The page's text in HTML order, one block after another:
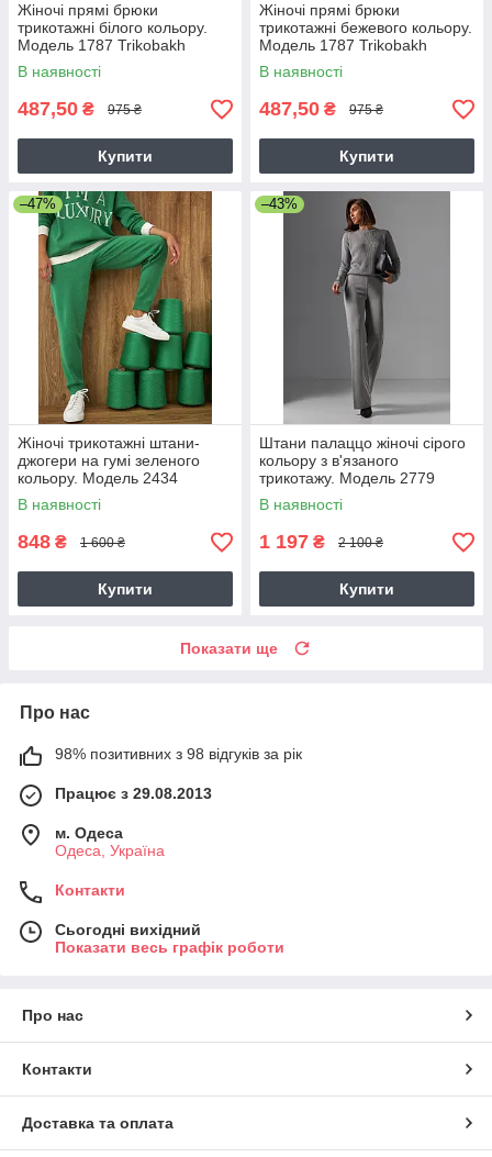
Жіночі прямі брюки
трикотажні білого кольору.
Модель 1787 Trikobakh
В наявності
487,50 ₴ 975 ₴
Купити
Жіночі прямі брюки
трикотажні бежевого кольору.
Модель 1787 Trikobakh
В наявності
487,50 ₴ 975 ₴
Купити
–47%
Жіночі трикотажні штани-
джогери на гумі зеленого
кольору. Модель 2434
Trikobakh
В наявності
848 ₴ 1 600 ₴
Купити
–43%
Штани палаццо жіночі сірого
кольору з в'язаного
трикотажу. Модель 2779
В наявності
1 197 ₴ 2 100 ₴
Купити
Показати ще
Про нас
98% позитивних з 98 відгуків за рік
Працює з 29.08.2013
м. Одеса
Одеса, Україна
Контакти
Сьогодні вихідний
Показати весь графік роботи
Про нас
Контакти
Доставка та оплата